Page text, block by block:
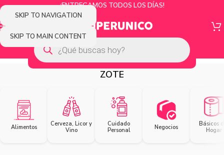
SKIP TO NAVIGATION
SKIP TO MAIN CONTENT
¡ENTREGAMOS TODOS LOS DÍAS!
ZOTE
Alimentos
Cerveza, Licor y
Vino
Cuidado
Personal
Negocios
Básicos
Hogar